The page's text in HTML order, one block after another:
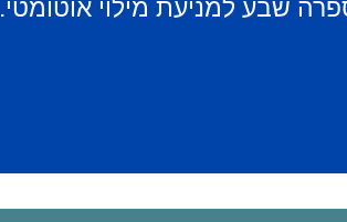
שבע למניעת מילוי אוטומטי.